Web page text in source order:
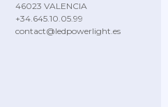
46023 VALENCIA
+34.645.10.05.99
contact@ledpowerlight.es